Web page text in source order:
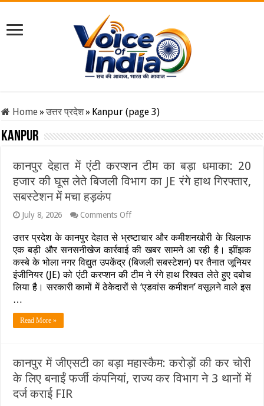
Home» उत्तर प्रदेश» Kanpur (page 3)
Kanpur
कानपुर देहात में एंटी करप्शन टीम का बड़ा धमाका: 20
हजार की घूस लेते बिजली विभाग का JE रंगे हाथ गिरफ्तार,
सबस्टेशन में मचा हड़कंप
July 8, 2026 Comments Offon
देहात
में
एंटी
करप्शन
टीम
का
बिजली
विभाग
का
उत्तर प्रदेश के कानपुर देहात से भ्रष्टाचार और कमीशनखोरी के खिलाफ
एक बड़ी और सनसनीखेज कार्रवाई की खबर सामने आ रही है। झींझक
कस्बे के भोला नगर विद्युत उपकेंद्र (बिजली सबस्टेशन) पर तैनात जूनियर
इंजीनियर (JE) को एंटी करप्शन की टीम ने रंगे हाथ रिश्वत लेते हुए दबोच
लिया है। सरकारी कामों में ठेकेदारों से ‘एडवांस कमीशन’ वसूलने वाले इस
…
Read More »
कानपुर में जीएसटी का बड़ा महास्कैम: करोड़ों की कर चोरी
के लिए बनाईं फर्जी कंपनियां, राज्य कर विभाग ने 3 थानों में
दर्ज कराई FIR